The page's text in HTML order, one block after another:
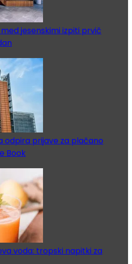
jesenskimi izpiti prvič
odpira prijave za plačano
Book
voda: tropski napitki za